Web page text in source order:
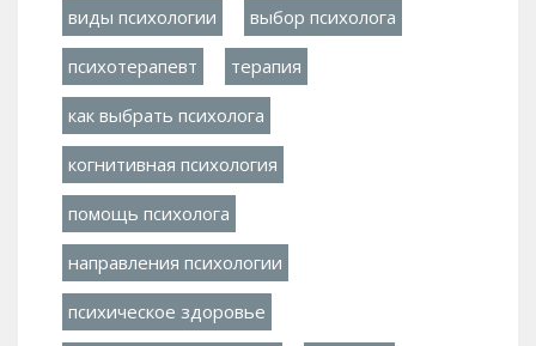
виды психологии выбор психолога
психотерапевт терапия
как выбрать психолога
когнитивная психология
помощь психолога
направления психологии
психическое здоровье